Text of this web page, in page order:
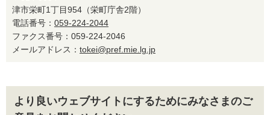
津市栄町1丁目954（栄町庁舎2階）
電話番号： 059-224-2044
ファクス番号：059-224-2046
メールアドレス： tokei@pref.mie.lg.jp
より良いウェブサイトにするためにみなさまのご